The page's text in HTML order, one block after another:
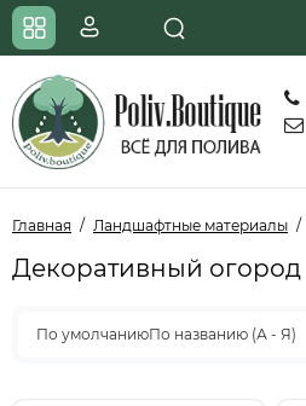
Главная Ландшафтные материалы
Декоративный огород
По умолчаниюПо названию (А - Я)